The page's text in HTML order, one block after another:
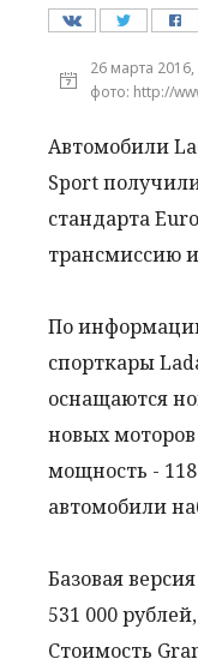
26 марта
фото: http://
Автомобили
Sport
стандарта
трансмиссию
По
спорткары
оснащаются
новых моторов
мощность -
автомобили
Базовая
531 000
Стоимость